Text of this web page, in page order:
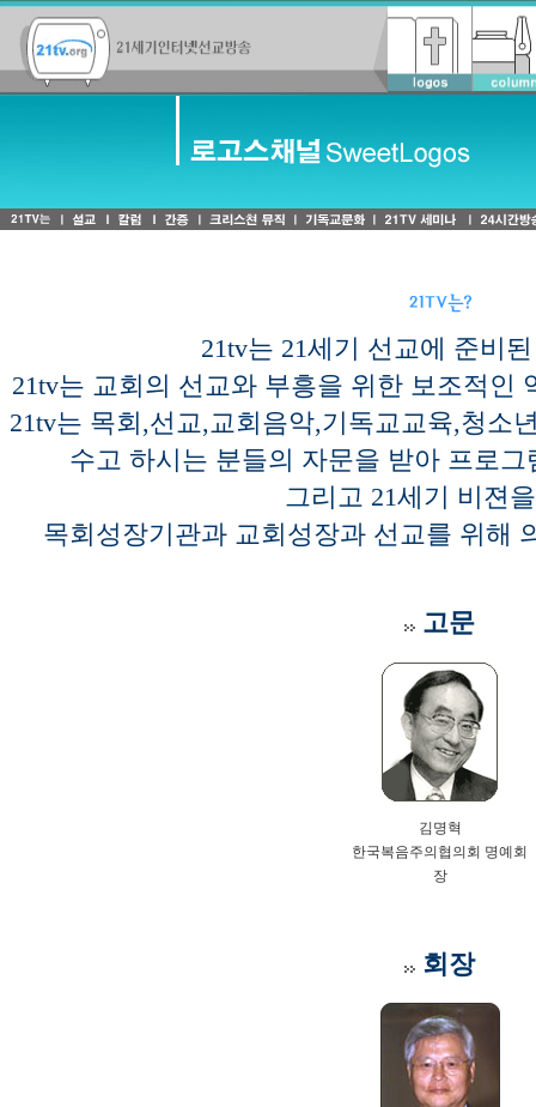
21tv는 21세기 선교에 준비
21tv는 교회의 선교와 부흥을 위한 보조적인
21tv는 목회,선교,교회음악,기독교교육,청소
수고 하시는 분들의 자문을 받아 프로
그리고 21세기 비젼
목회성장기관과 교회성장과 선교를 위해
고문
김명혁
한국복음주의협의회 명예회
장
회장